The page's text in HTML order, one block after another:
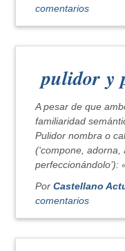
comentarios
pulidor y
A pesar de que
familiaridad
Pulidor nombra o
(‘compone,
PorCastellano
comentarios